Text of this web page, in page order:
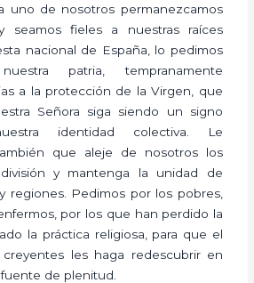
uno de nosotros permanezcamos
fieles a nuestras raíces
nacional de España, lo pedimos
patria, tempranamente
a la protección de la Virgen, que
Señora siga siendo un signo
identidad colectiva. Le
que aleje de nosotros los
y mantenga la unidad de
regiones. Pedimos por los pobres,
por los que han perdido la
la práctica religiosa, para que el
les haga redescubrir en
de plenitud.